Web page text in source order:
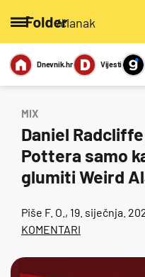
/članak
Miks
Sexy
Dnevnik.hr Vijesti
MIX
Daniel
Pottera samo
glumiti Weird
Piše F. O. , 19. siječnja.
KOMENTARI